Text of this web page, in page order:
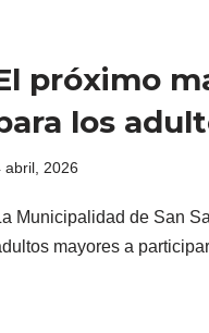
próximo
los
abril, 2026
Municipalidad de San
mayores a